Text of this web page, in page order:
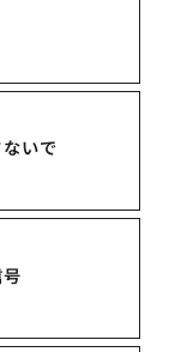
いで